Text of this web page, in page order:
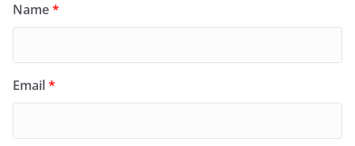
Name*
Email*